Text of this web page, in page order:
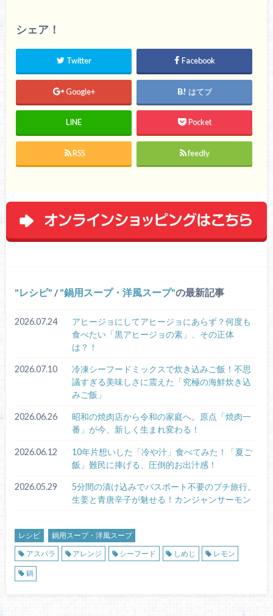
シェア！
Twitter Facebook
Google+ はてブ
LINE Pocket
RSS feedly
レシピ / 鍋用スープ・洋風スープ の最新記事
2026.07.24
アヒージョにしてアヒージョにあらず？何度も
食べたい「黒アヒージョの素」、その正体
は？！
2026.07.10
冷凍シーフードミックスで炊き込みご飯！不思
議すぎる美味しさに震えた「究極の海鮮炊き込
みご飯」
2026.06.26
昭和の焼肉店から令和の家庭へ。原点「焼肉一
番」が今、新しく生まれ変わる！
2026.06.12
10年片想いした「冷や汁」食べてみた！「夏ご
飯」難民に捧げる、圧倒的お出汁感！
2026.05.29
5分間の漬け込みでパスポート不要のプチ旅行。
生姜と青唐辛子が魅せる！カンジャンサーモン
レシピ
鍋用スープ・洋風スープ
アスパラ
アレンジ シーフード しめじ レモン
鍋